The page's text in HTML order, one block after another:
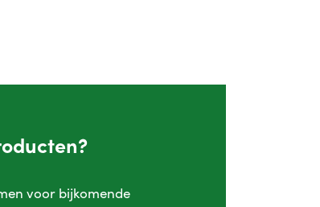
voor bijkomende